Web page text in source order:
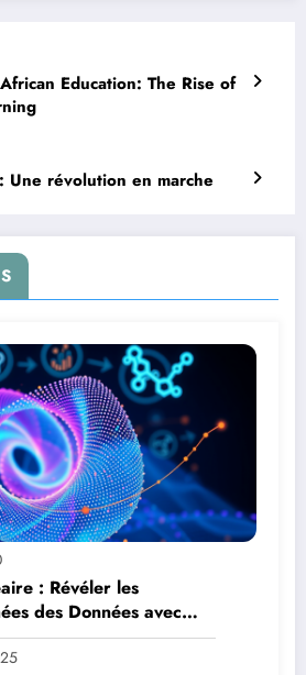
Education: The Rise of
Une révolution en marche
: Révéler les
des Données avec
Principales à